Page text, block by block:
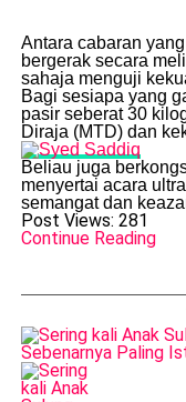
Antara cabaran
bergerak secara
sahaja menguji
Bagi sesiapa yang
pasir seberat 30
Diraja (MTD) dan
Beliau juga
menyertai acara
semangat dan
Post Views: 281
Continue Reading